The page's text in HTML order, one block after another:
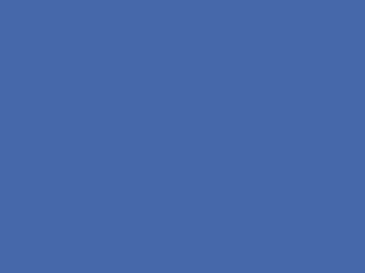
Помимо оказания
наш центр выполняет
медицинских учреждений
пациентами, у которых высок
случился патологический
помогает своевременно